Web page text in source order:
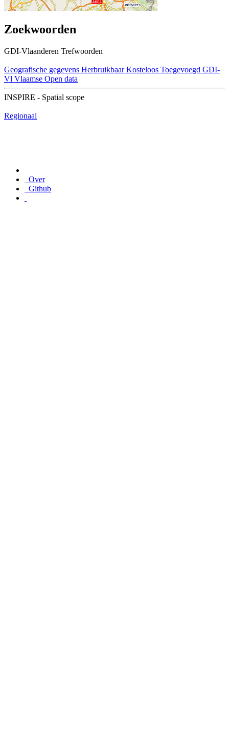
Zoekwoorden
GDI-Vlaanderen Trefwoorden
Geografische gegevens Herbruikbaar Kosteloos Toegevoegd GDI-
Vl Vlaamse Open data
INSPIRE - Spatial scope
Regionaal
Over
Github